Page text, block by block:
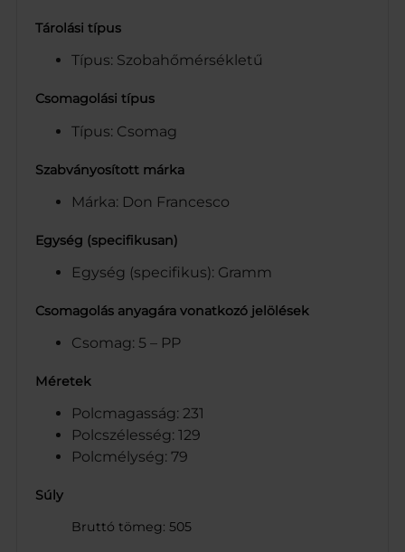
Tárolási típus
Típus: Szobahőmérsékletű
Csomagolási típus
Típus: Csomag
Szabványosított márka
Márka: Don Francesco
Egység (specifikusan)
Egység (specifikus): Gramm
Csomagolás anyagára vonatkozó jelölések
Csomag: 5 – PP
Méretek
Polcmagasság: 231
Polcszélesség: 129
Polcmélység: 79
Súly
Bruttó tömeg: 505